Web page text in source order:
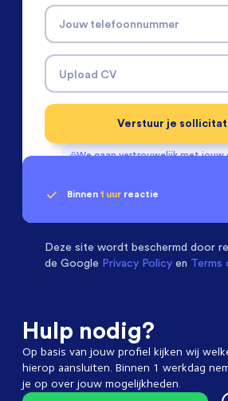
Jouw telefoonnummer
Upload CV
We gaan vertrouwelijk met jouw
Verstuur je
Binnen 1 uur reactie
Deze site wordt beschermd door
de Google Privacy Policy en Terms
Hulp nodig?
Op basis van jouw profiel kijken wij
hierop aansluiten. Binnen 1 werkdag
je op over jouw mogelijkheden.